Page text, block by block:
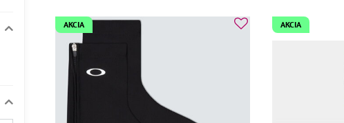
AKCIA AKCIA